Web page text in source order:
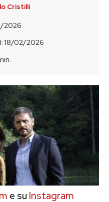
Cristilli
2026
18/02/2026
e su Instagram